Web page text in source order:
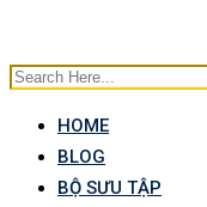
HOME
BLOG
BỘ SƯU TẬP